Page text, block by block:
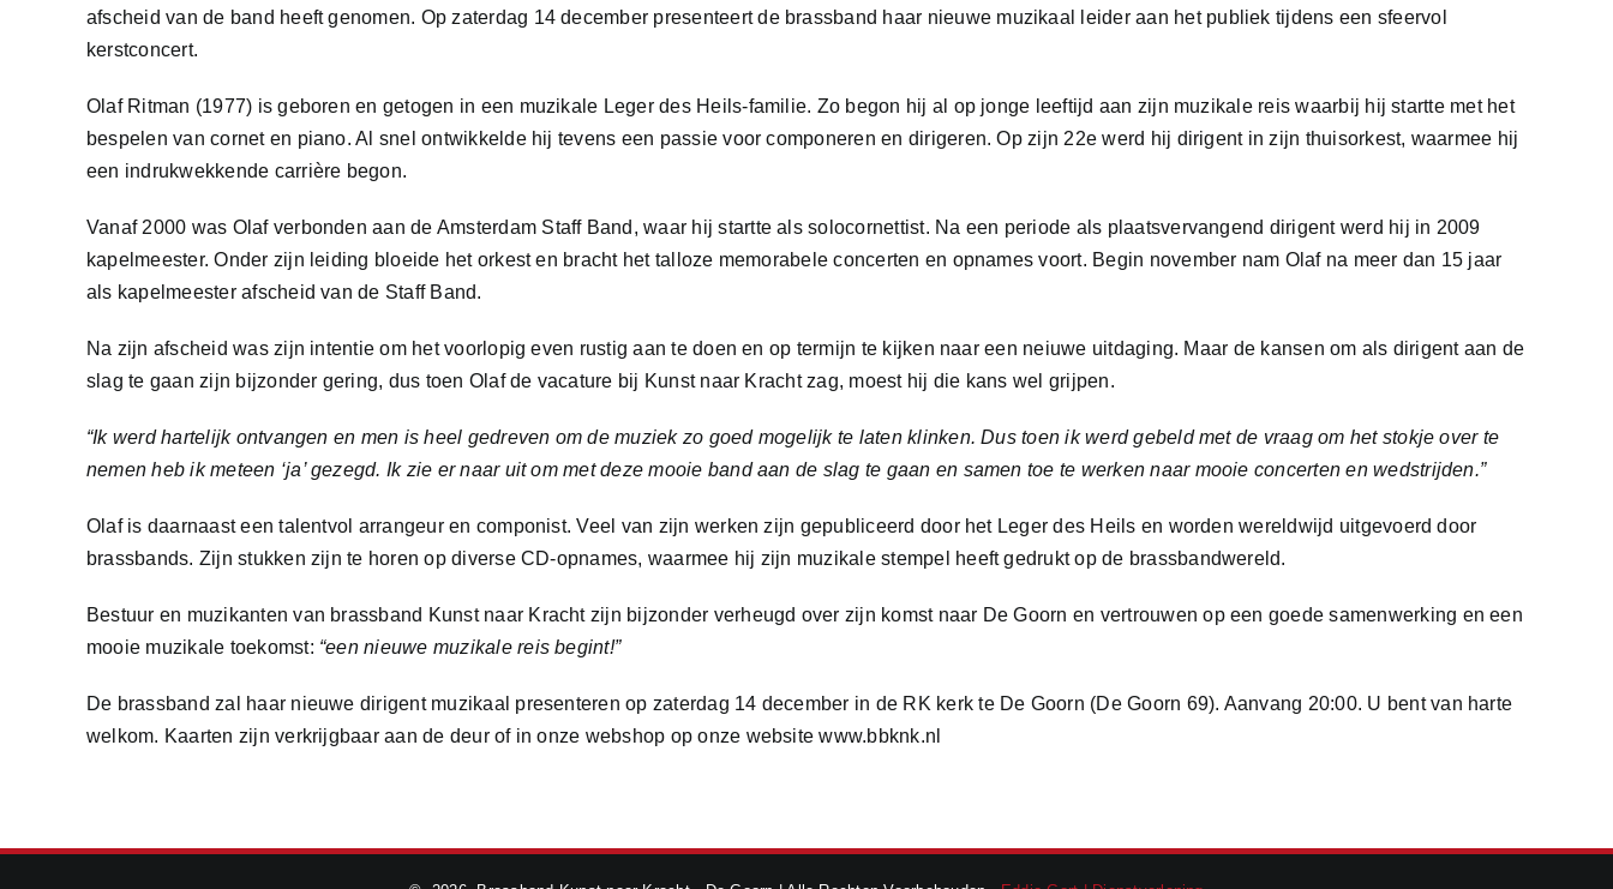
afscheid van de band heeft genomen. Op zaterdag 14 december presenteert de brassband haar nieuwe muzikaal leider aan het publiek tijdens een sfeervol
kerstconcert.
Olaf Ritman (1977) is geboren en getogen in een muzikale Leger des Heils-familie. Zo begon hij al op jonge leeftijd aan zijn muzikale reis waarbij hij startte met het
bespelen van cornet en piano. Al snel ontwikkelde hij tevens een passie voor componeren en dirigeren. Op zijn 22e werd hij dirigent in zijn thuisorkest, waarmee hij
een indrukwekkende carrière begon.
Vanaf 2000 was Olaf verbonden aan de Amsterdam Staff Band, waar hij startte als solocornettist. Na een periode als plaatsvervangend dirigent werd hij in 2009
kapelmeester. Onder zijn leiding bloeide het orkest en bracht het talloze memorabele concerten en opnames voort. Begin november nam Olaf na meer dan 15 jaar
als kapelmeester afscheid van de Staff Band.
Na zijn afscheid was zijn intentie om het voorlopig even rustig aan te doen en op termijn te kijken naar een neiuwe uitdaging. Maar de kansen om als dirigent aan de
slag te gaan zijn bijzonder gering, dus toen Olaf de vacature bij Kunst naar Kracht zag, moest hij die kans wel grijpen.
“Ik werd hartelijk ontvangen en men is heel gedreven om de muziek zo goed mogelijk te laten klinken. Dus toen ik werd gebeld met de vraag om het stokje over te
nemen heb ik meteen ‘ja’ gezegd. Ik zie er naar uit om met deze mooie band aan de slag te gaan en samen toe te werken naar mooie concerten en wedstrijden.”
Olaf is daarnaast een talentvol arrangeur en componist. Veel van zijn werken zijn gepubliceerd door het Leger des Heils en worden wereldwijd uitgevoerd door
brassbands. Zijn stukken zijn te horen op diverse CD-opnames, waarmee hij zijn muzikale stempel heeft gedrukt op de brassbandwereld.
Bestuur en muzikanten van brassband Kunst naar Kracht zijn bijzonder verheugd over zijn komst naar De Goorn en vertrouwen op een goede samenwerking en een
mooie muzikale toekomst: “een nieuwe muzikale reis begint!”
De brassband zal haar nieuwe dirigent muzikaal presenteren op zaterdag 14 december in de RK kerk te De Goorn (De Goorn 69). Aanvang 20:00. U bent van harte
welkom. Kaarten zijn verkrijgbaar aan de deur of in onze webshop op onze website www.bbknk.nl